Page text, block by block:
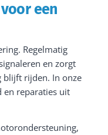
een
Regelmatig
en zorgt
blijft rijden. In onze
en reparaties uit